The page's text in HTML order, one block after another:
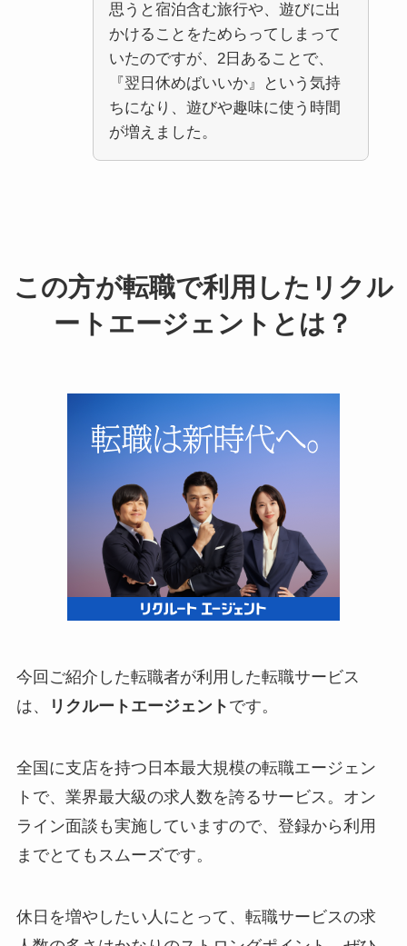
思うと宿泊含む旅行や、遊びに出
かけることをためらってしまって
いたのですが、2日あることで、
『翌日休めばいいか』という気持
ちになり、遊びや趣味に使う時間
が増えました。
この方が転職で利用したリクル
ートエージェントとは？
今回ご紹介した転職者が利用した転職サービス
は、
リクルートエージェント です。
全国に支店を持つ日本最大規模の転職エージェン
トで、業界最大級の求人数を誇るサービス。オン
ライン面談も実施していますので、登録から利用
までとてもスムーズです。
休日を増やしたい人にとって、転職サービスの求